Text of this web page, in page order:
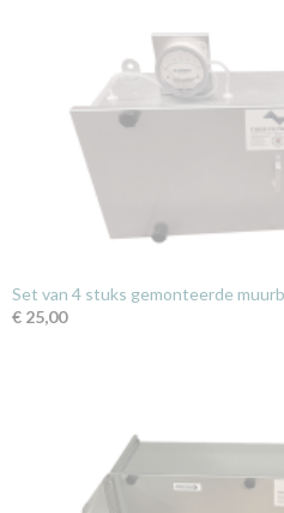
Set van 4 stuks gemonteerde
€ 25,00